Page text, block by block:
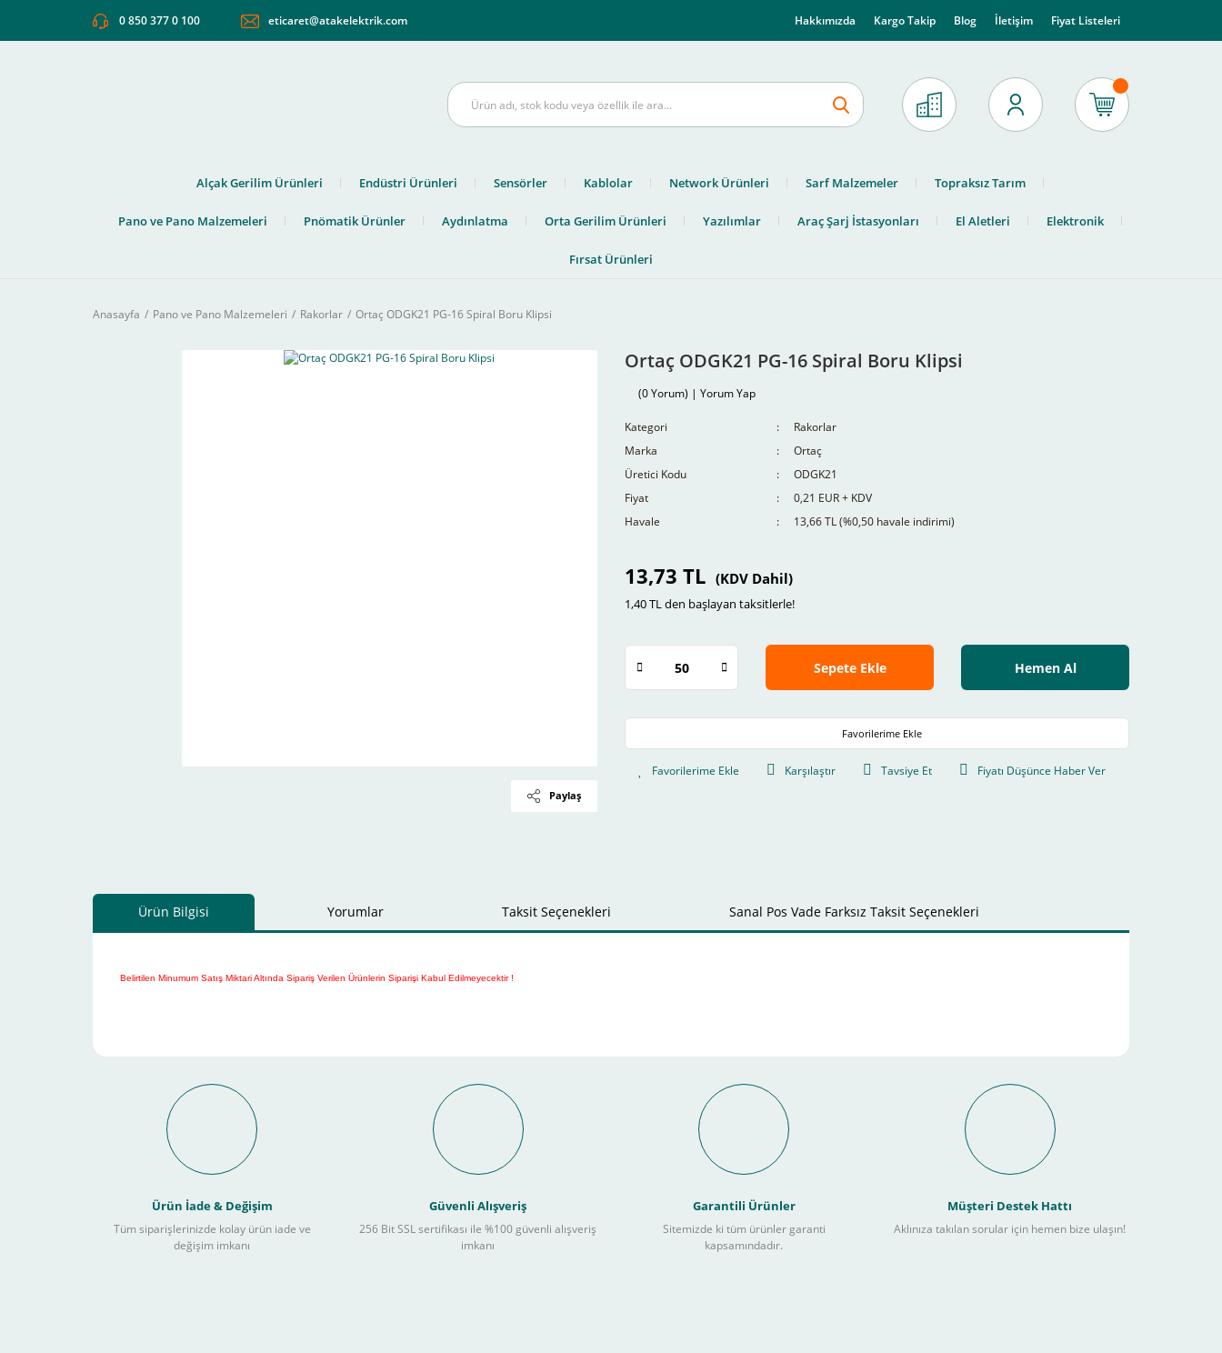
0 850 377 0 100 eticaret@atakelektrik.com Hakkımızda Kargo Takip Blog İletişim Fiyat Listeleri
Alçak Gerilim Ürünleri Endüstri Ürünleri Sensörler Kablolar Network Ürünleri Sarf Malzemeler Topraksız Tarım
Pano ve Pano Malzemeleri Pnömatik Ürünler Aydınlatma Orta Gerilim Ürünleri Yazılımlar Araç Şarj İstasyonları El Aletleri Elektronik
Fırsat Ürünleri
Anasayfa Pano ve Pano Malzemeleri Rakorlar Ortaç ODGK21 PG-16 Spiral Boru Klipsi
Paylaş
Ortaç ODGK21 PG-16 Spiral Boru Klipsi
(0 Yorum) | Yorum Yap
Kategori
Rakorlar
Marka
Ortaç
Üretici Kodu
ODGK21
Fiyat
0,21 EUR + KDV
Havale
13,66 TL (%0,50 havale indirimi)
13,73 TL (KDV Dahil)
1,40 TL den başlayan taksitlerle!
Sepete Ekle Hemen Al
Karşılaştır Tavsiye Et Fiyatı Düşünce Haber Ver
Ürün Bilgisi Yorumlar Taksit Seçenekleri Sanal Pos Vade Farksız Taksit Seçenekleri
Belirtilen Minumum Satış Miktari Altında Sipariş Verilen Ürünlerin Siparişi Kabul Edilmeyecektir !
Schneider Electric Sanal POS ile Vade Farksız Taksit Ödeme İmkanı Nasıl
Kullanılır ?
Sitemizden yapacağınız tüm alışverişlerde aşağıdaki adımları takip ederek peşin fiyatına 3 Taksit seçenekleri bankaya göre değişebilir
Ürün İade & Değişim
Tüm siparişlerinizde kolay ürün iade ve
değişim imkanı
Güvenli Alışveriş
256 Bit SSL sertifikası ile %100 güvenli alışveriş
imkanı
Garantili Ürünler
Sitemizde ki tüm ürünler garanti
kapsamındadır.
Müşteri Destek Hattı
Aklınıza takılan sorular için hemen bize ulaşın!